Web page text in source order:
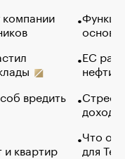
вредить
квартир
основ
ЕС
нефти
Что
для